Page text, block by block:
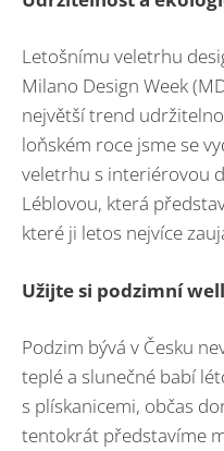
Letošnímu veletrhu
Milano Design Week
největší trend
loňském roce jsme se
veletrhu s interiérovou
Léblovou, která
které ji letos nejvíce
Užijte si podzimní
Podzim bývá v Česku
teplé a slunečné babí
s plískanicemi, občas
tentokrát představíme